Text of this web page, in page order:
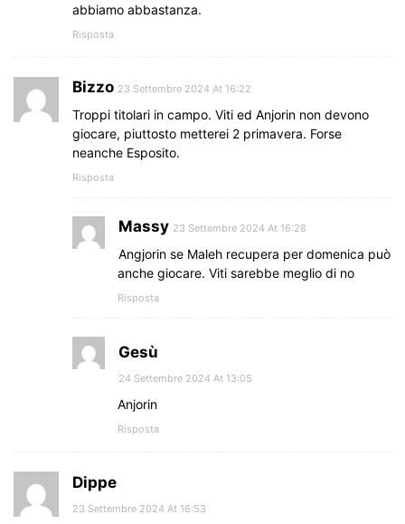
abbiamo abbastanza.
Risposta
Bizzo 23 Settembre 2024 At 16:22
Troppi titolari in campo. Viti ed Anjorin non devono
giocare, piuttosto metterei 2 primavera. Forse
neanche Esposito.
Risposta
Massy 23 Settembre 2024 At 16:28
Angjorin se Maleh recupera per domenica può
anche giocare. Viti sarebbe meglio di no
Risposta
Gesù
24 Settembre 2024 At 13:05
Anjorin
Risposta
Dippe
23 Settembre 2024 At 16:53